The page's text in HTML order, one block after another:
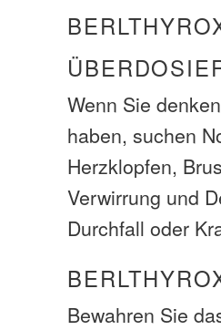
Wenn Sie
haben, suchen
Herzklopfen,
Verwirrung und
Durchfall oder
Bewahren Sie